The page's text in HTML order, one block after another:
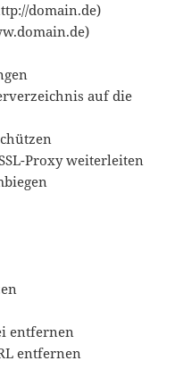
domain.de)
auf die
Proxy weiterleiten
entfernen
entfernen